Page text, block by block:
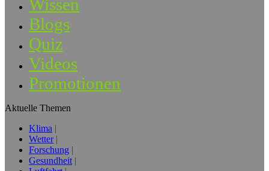
Wissen
Blogs
Quiz
Videos
Promotionen
Aktuelle Themen
Klima
Wetter
Forschung
Gesundheit